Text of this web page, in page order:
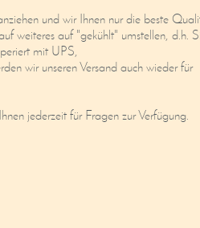
und wir Ihnen nur die beste
weiteres auf "gekühlt" umstellen, d.h.
mit UPS,
wir unseren Versand auch wieder für
jederzeit für Fragen zur Verfügung.